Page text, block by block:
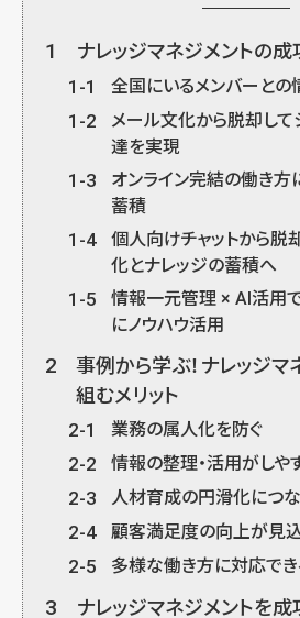
1 ナレッジマネジメントの
1-1 全国にいるメンバーと
1-2
メール文化から脱却し
達を実現
1-3
オンライン完結の働き方
蓄積
1-4
個人向けチャットから脱
化とナレッジの蓄積へ
1-5
情報一元管理 × AI活用
にノウハウ活用
2
事例から学ぶ！ナレッジマ
組むメリット
2-1 業務の属人化を防ぐ
2-2 情報の整理・活用がしや
2-3 人材育成の円滑化につ
2-4 顧客満足度の向上が見
2-5 多様な働き方に対応でき
3
ナレッジマネジメントを